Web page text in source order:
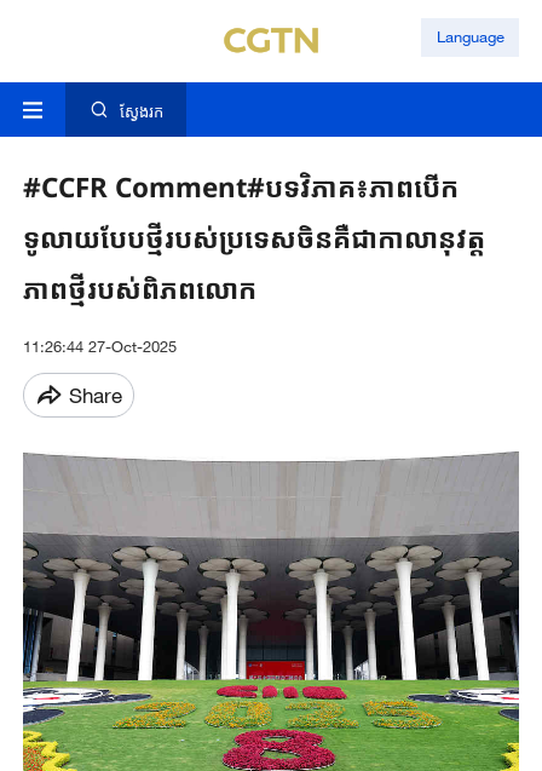
Language
ស្វែងរក
#CCFR Comment#បទវិភាគ៖ភាពបើក
ទូលាយបែបថ្មីរបស់ប្រទេសចិនគឺជាកាលានុវត្ត
ភាពថ្មីរបស់ពិភពលោក
11:26:44 27-Oct-2025
Share